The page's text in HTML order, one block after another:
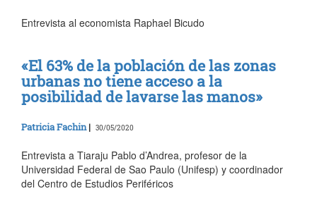
Entrevista al economista Raphael Bicudo
«El 63% de la población de las zonas
urbanas no tiene acceso a la
posibilidad de lavarse las manos»
Patricia Fachin| 30/05/2020
Entrevista a Tiaraju Pablo d’Andrea, profesor de la
Universidad Federal de Sao Paulo (Unifesp) y coordinador
del Centro de Estudios Periféricos